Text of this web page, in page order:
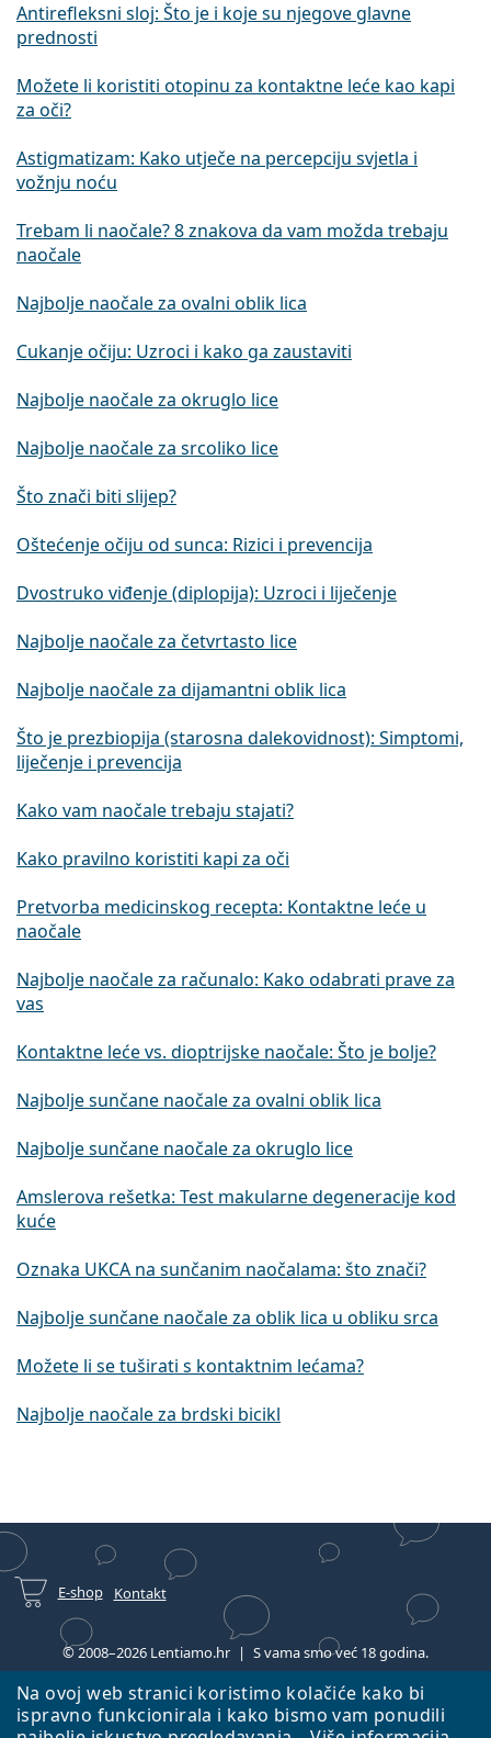
Na ovoj web stranici koristimo kolačiće kako bi
ispravno funkcionirala i kako bismo vam ponudili
Antirefleksni sloj: Što je i koje su njegove glavne
prednosti
Možete li koristiti otopinu za kontaktne leće kao kapi
za oči?
Astigmatizam: Kako utječe na percepciju svjetla i
vožnju noću
Trebam li naočale? 8 znakova da vam možda trebaju
naočale
Najbolje naočale za ovalni oblik lica
Cukanje očiju: Uzroci i kako ga zaustaviti
Najbolje naočale za okruglo lice
Najbolje naočale za srcoliko lice
Što znači biti slijep?
Oštećenje očiju od sunca: Rizici i prevencija
Dvostruko viđenje (diplopija): Uzroci i liječenje
Najbolje naočale za četvrtasto lice
Najbolje naočale za dijamantni oblik lica
Što je prezbiopija (starosna dalekovidnost): Simptomi,
liječenje i prevencija
Kako vam naočale trebaju stajati?
Kako pravilno koristiti kapi za oči
Pretvorba medicinskog recepta: Kontaktne leće u
naočale
Najbolje naočale za računalo: Kako odabrati prave za
vas
Kontaktne leće vs. dioptrijske naočale: Što je bolje?
Najbolje sunčane naočale za ovalni oblik lica
Najbolje sunčane naočale za okruglo lice
Amslerova rešetka: Test makularne degeneracije kod
kuće
Oznaka UKCA na sunčanim naočalama: što znači?
Najbolje sunčane naočale za oblik lica u obliku srca
Možete li se tuširati s kontaktnim lećama?
Najbolje naočale za brdski bicikl
E-shop Kontakt
© 2008–2026 Lentiamo.hr S vama smo već 18 godina.